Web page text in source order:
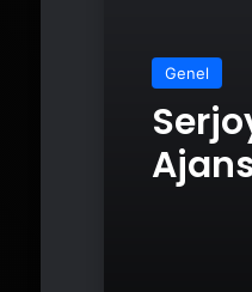
Genel
Serjoy : Dijital